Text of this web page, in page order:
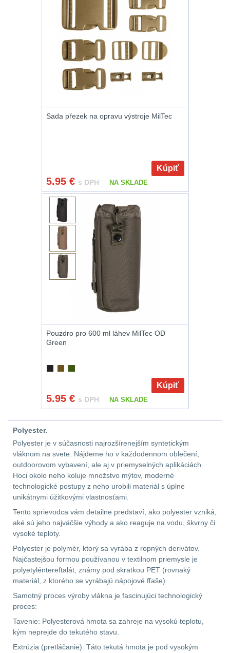
Popruhy a poutka 40
(145)
Na vzduchovku 15
Přesné střílení
Velký oční reliéf
Na dlouhé vzdálenosti
Krátka a střední
vzdálenost16
Monokuláry5
Príslušenstvo pre
OBLEČENIE
Nosičy a vesty65
Prilby4
Šiltovky29
Taktické opasky
Chrániče10
Ponča a pláštěnky11
Čepice, kukly, šátky
Chrániče sluchu7
Sada přezek na opravu výstroje MilTec
Kúpiť
5.95 € s DPH NA SKLADE
Pouzdro pro 600 ml láhev MilTec OD
Green
Kúpiť
5.95 € s DPH NA SKLADE
Polyester.
Polyester je v súčasnosti najrozšírenejším syntetickým
vláknom na svete. Nájdeme ho v každodennom oblečení,
outdoorovom vybavení, ale aj v priemyselných aplikáciách.
Hoci okolo neho koluje množstvo mýtov, moderné
technologické postupy z neho urobili materiál s úplne
unikátnymi úžitkovými vlastnosťami.
Tento sprievodca vám detailne predstaví, ako polyester vzniká,
aké sú jeho najväčšie výhody a ako reaguje na vodu, škvrny či
vysoké teploty.
Polyester je polymér, ktorý sa vyrába z ropných derivátov.
Najčastejšou formou používanou v textilnom priemysle je
polyetyléntereftalát, známy pod skratkou PET (rovnaký
materiál, z ktorého se vyrábajú nápojové fľaše).
Samotný proces výroby vlákna je fascinujúci technologický
proces:
Tavenie: Polyesterová hmota sa zahreje na vysokú teplotu,
kým neprejde do tekutého stavu.
Extrúzia (pretláčanie): Táto tekutá hmota je pod vysokým